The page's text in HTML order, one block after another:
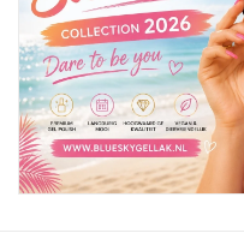
Sale
Veilig & Info
Accessoires